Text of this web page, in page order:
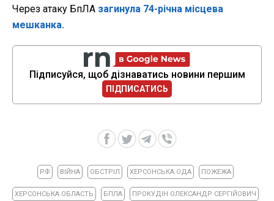
Через атаку БпЛА загинула 74-річна місцева
мешканка.
Підписуйся, щоб дізнаватись новини першим
ПІДПИСАТИСЬ
РФ ВІЙНА ОБСТРІЛ ХЕРСОНСЬКА ОДА ПОЖЕЖА
ХЕРСОНСЬКА ОБЛАСТЬ БПЛА ПРОКУДІН ОЛЕКСАНДР СЕРГІЙОВИЧ